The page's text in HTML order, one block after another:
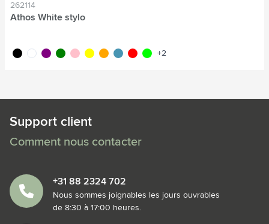
262114
Athos White stylo
noir blancpourpre
vert rose jauneorangebleu clair
rougelime +2
Support client
Comment nous contacter
+31 88 2324 702
Nous sommes joignables les jours ouvrables
de 8:30 à 17:00 heures.